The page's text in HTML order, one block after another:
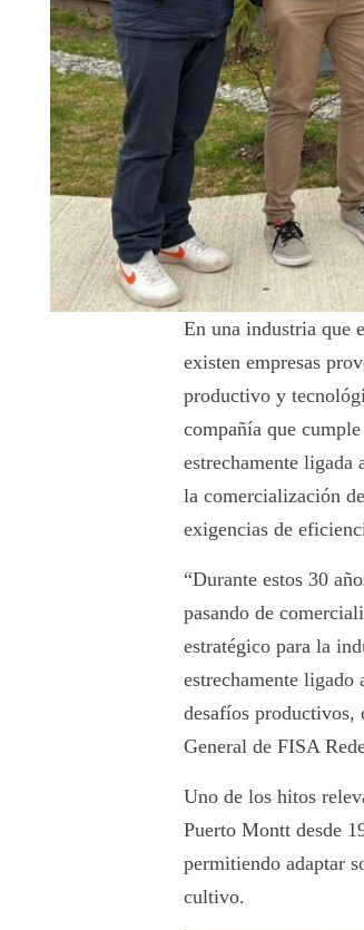
En una industria que
existen empresas
productivo y
compañía que
estrechamente ligada
la comercialización
exigencias de
“Durante estos 30
pasando de
estratégico para la
estrechamente
desafíos productivos,
General de FISA
Uno de los hitos
Puerto Montt desde
permitiendo adaptar
cultivo.